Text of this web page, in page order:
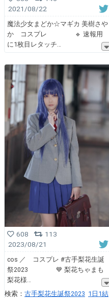
2021/08/22
魔法少女まどか☆マギカ 美樹さや
か コスプレ 🔹 速報用
に1枚目レタッチ
608
113
2023/08/21
cos ／ コスプレ #古手梨花生誕
祭2023 💙 梨花ちゃまも
梨花様
検索： 古手梨花生誕祭2023 1日1結